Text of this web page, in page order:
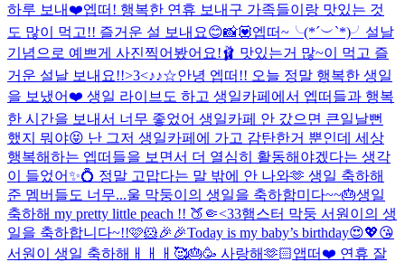
하루 보내❤️엡떠! 행복한 연휴 보내구 가족들이랑 맛있는 것
도 많이 먹고!! 즐거운 설 보내요😊📸💟엡떠~╰(*´︶`*)╯설날
기념으로 예쁘게 사진찍어봤어요!🩰 맛있는거 많~이 먹고 즐
거운 설날 보내요!!>3<♪♪☆안녕 엡떠!! 오늘 정말 행복한 생일
을 보냈어❤️ 생일 라이브도 하고 생일카페에서 엡떠들과 행복
한 시간을 보내서 너무 좋었어 생일카페 안 갔으면 큰일날뻔
했지 뭐야😝 난 그저 생일카페에 가고 감탄한거 뿐인데 세상
행복해하는 엡떠들을 보면서 더 열심히 활동해야겠다는 생각
이 들었어✨💍 정말 고맙다는 말 밖에 안 나와🫶 생일 축하해
준 멤버들도 너무...울 막둥이의 생일을 축하함미다~~🎂생일
축하해 my pretty little peach !! 🍑🤏<33햄스터 막둥 서원이의 생
일을 축하합니다~!!🩷🐹🎉🎉Today is my baby’s birthday😍💖😘
서원이 생일 축하해ㅐㅐㅐ🥰🎂🥳 사랑해🫶🏻앱떠❤️ 연휴 잘